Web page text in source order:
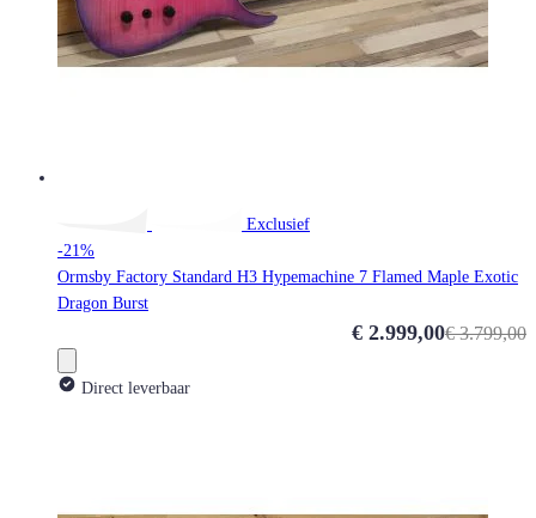
Exclusief
-21%
Ormsby Factory Standard H3 Hypemachine 7 Flamed Maple Exotic
Dragon Burst
€ 3.799,00
Special Price
€ 2.999,00
Direct leverbaar